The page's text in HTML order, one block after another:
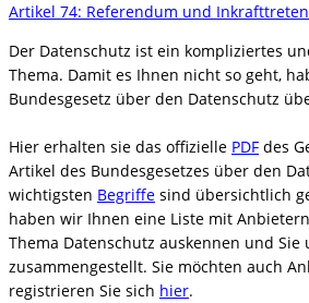
Artikel 74: Referendum und Inkrafttreten
Der Datenschutz ist ein kompliziertes
Thema. Damit es Ihnen nicht so geht,
Bundesgesetz über den Datenschutz
Hier erhalten sie das offizielle PDF des
Artikel des Bundesgesetzes über den
wichtigsten Begriffe sind übersichtlich
haben wir Ihnen eine Liste mit
Thema Datenschutz auskennen und Sie
zusammengestellt. Sie möchten auch
registrieren Sie sich hier.